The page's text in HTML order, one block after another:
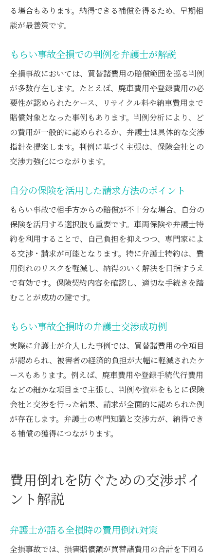
る場合もあります。納得できる補償を得るため、早期相
談が最善策です。
もらい事故全損での判例を弁護士が解説
全損事故においては、買替諸費用の賠償範囲を巡る判例
が多数存在します。たとえば、廃車費用や登録費用の必
要性が認められたケース、リサイクル料や納車費用まで
賠償対象となった事例もあります。判例分析により、ど
の費用が一般的に認められるか、弁護士は具体的な交渉
指針を提案します。判例に基づく主張は、保険会社との
交渉力強化につながります。
自分の保険を活用した請求方法のポイント
もらい事故で相手方からの賠償が不十分な場合、自分の
保険を活用する選択肢も重要です。車両保険や弁護士特
約を利用することで、自己負担を抑えつつ、専門家によ
る交渉・請求が可能となります。特に弁護士特約は、費
用倒れのリスクを軽減し、納得のいく解決を目指すうえ
で有効です。保険契約内容を確認し、適切な手続きを踏
むことが成功の鍵です。
もらい事故全損時の弁護士交渉成功例
実際に弁護士が介入した事例では、買替諸費用の全項目
が認められ、被害者の経済的負担が大幅に軽減されたケ
ースもあります。例えば、廃車費用や登録手続代行費用
などの細かな項目まで主張し、判例や資料をもとに保険
会社と交渉を行った結果、請求が全面的に認められた例
が存在します。弁護士の専門知識と交渉力が、納得でき
る補償の獲得につながります。
費用倒れを防ぐための交渉ポイ
ント解説
弁護士が語る全損時の費用倒れ対策
全損事故では、損害賠償額が買替諸費用の合計を下回る